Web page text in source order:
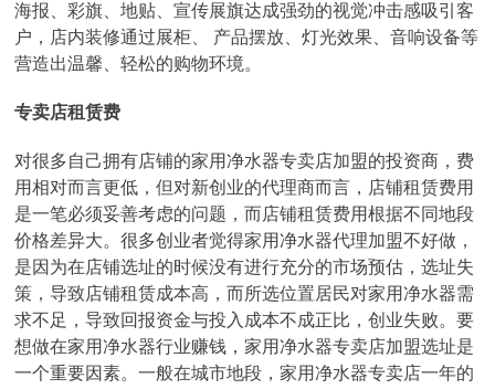
海报、彩旗、地贴、宣传展旗达成强劲的视觉冲击感吸引客
户，店内装修通过展柜、 产品摆放、灯光效果、音响设备等
营造出温馨、轻松的购物环境。
专卖店租赁费
对很多自己拥有店铺的家用净水器专卖店加盟的投资商，费
用相对而言更低，但对新创业的代理商而言，店铺租赁费用
是一笔必须妥善考虑的问题，而店铺租赁费用根据不同地段
价格差异大。很多创业者觉得家用净水器代理加盟不好做，
是因为在店铺选址的时候没有进行充分的市场预估，选址失
策，导致店铺租赁成本高，而所选位置居民对家用净水器需
求不足，导致回报资金与投入成本不成正比，创业失败。要
想做在家用净水器行业赚钱，家用净水器专卖店加盟选址是
一个重要因素。一般在城市地段，家用净水器专卖店一年的